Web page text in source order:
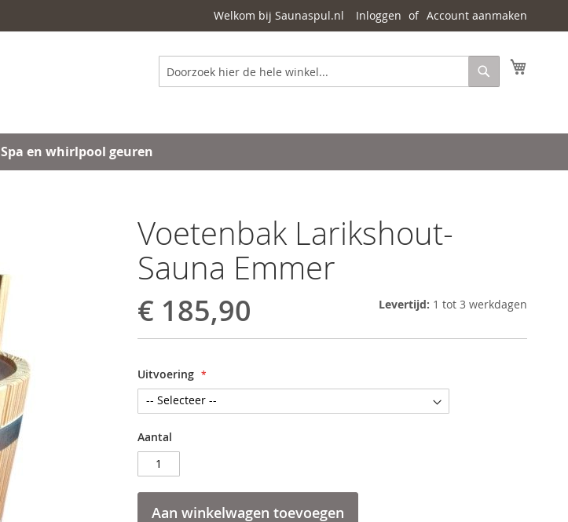
Welkom bij Saunaspul.nl Inloggen Account aanmaken
Zoeken
Zoeken
Spa en whirlpool geuren
Voetenbak Larikshout-
Sauna Emmer
€ 185,90 Levertijd: 1 tot 3 werkdagen
Uitvoering
Aantal
Aan winkelwagen toevoegen